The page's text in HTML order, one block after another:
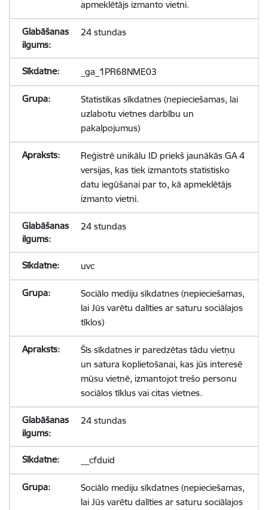
apmeklētājs izmanto vietni.
24 stundas
_ga_1PR68NME03
Statistikas sīkdatnes (nepieciešamas, lai
uzlabotu vietnes darbību un
pakalpojumus)
Reģistrē unikālu ID priekš jaunākās GA 4
versijas, kas tiek izmantots statistisko
datu iegūšanai par to, kā apmeklētājs
izmanto vietni.
24 stundas
uvc
Sociālo mediju sīkdatnes (nepieciešamas,
lai Jūs varētu dalīties ar saturu sociālajos
tīklos)
Šīs sīkdatnes ir paredzētas tādu vietņu
un satura koplietošanai, kas jūs interesē
mūsu vietnē, izmantojot trešo personu
sociālos tīklus vai citas vietnes.
24 stundas
__cfduid
Sociālo mediju sīkdatnes (nepieciešamas,
lai Jūs varētu dalīties ar saturu sociālajos